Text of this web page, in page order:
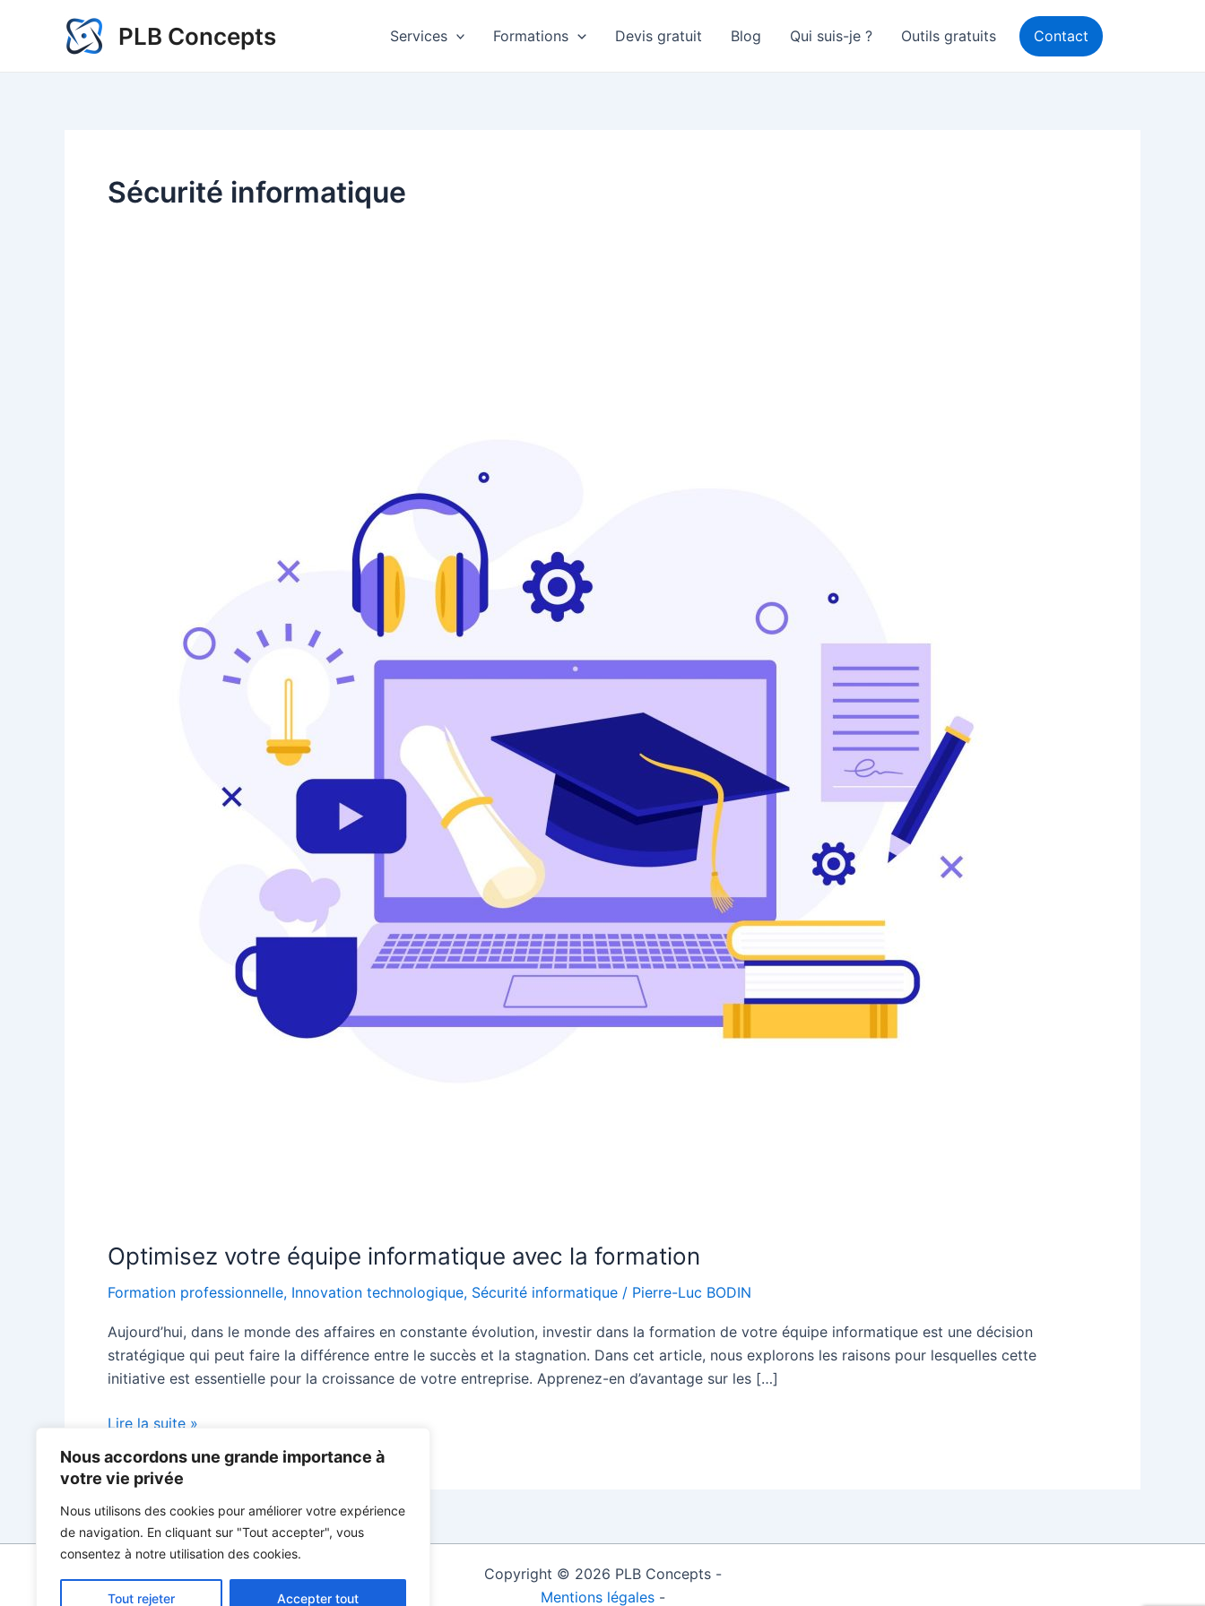
Nous accordons une grande importance à
votre vie privée
Nous utilisons des cookies pour améliorer votre expérience
de navigation. En cliquant sur "Tout accepter", vous
consentez à notre utilisation des cookies.
Tout rejeter Accepter tout
PLB Concepts Services Formations Devis gratuit Blog Qui suis-je ? Outils gratuits Contact
Sécurité informatique
Optimisez votre équipe informatique avec la formation
Formation professionnelle, Innovation technologique, Sécurité informatique / Pierre-Luc BODIN
Aujourd’hui, dans le monde des affaires en constante évolution, investir dans la formation de votre équipe informatique est une décision
stratégique qui peut faire la différence entre le succès et la stagnation. Dans cet article, nous explorons les raisons pour lesquelles cette
initiative est essentielle pour la croissance de votre entreprise. Apprenez-en d’avantage sur les […]
Optimisez
équipe
informatique
avec
la
formation
Lire la suite »
Copyright © 2026 PLB Concepts -
Mentions légales-